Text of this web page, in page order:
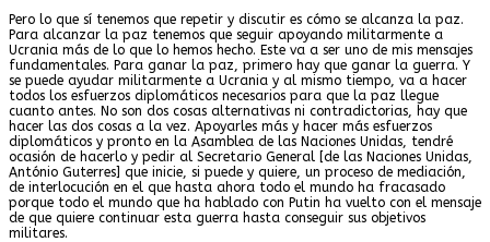
Pero lo que sí tenemos que repetir y discutir es cómo se alcanza la paz.
Para alcanzar la paz tenemos que seguir apoyando militarmente a
Ucrania más de lo que lo hemos hecho. Este va a ser uno de mis mensajes
fundamentales. Para ganar la paz, primero hay que ganar la guerra. Y
se puede ayudar militarmente a Ucrania y al mismo tiempo, va a hacer
todos los esfuerzos diplomáticos necesarios para que la paz llegue
cuanto antes. No son dos cosas alternativas ni contradictorias, hay que
hacer las dos cosas a la vez. Apoyarles más y hacer más esfuerzos
diplomáticos y pronto en la Asamblea de las Naciones Unidas, tendré
ocasión de hacerlo y pedir al Secretario General [de las Naciones Unidas,
António Guterres] que inicie, si puede y quiere, un proceso de mediación,
de interlocución en el que hasta ahora todo el mundo ha fracasado
porque todo el mundo que ha hablado con Putin ha vuelto con el mensaje
de que quiere continuar esta guerra hasta conseguir sus objetivos
militares.